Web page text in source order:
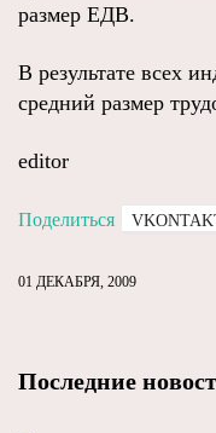
размер ЕДВ.
В результате всех
средний размер
editor
Поделиться
01 ДЕКАБРЯ, 2009
Последние